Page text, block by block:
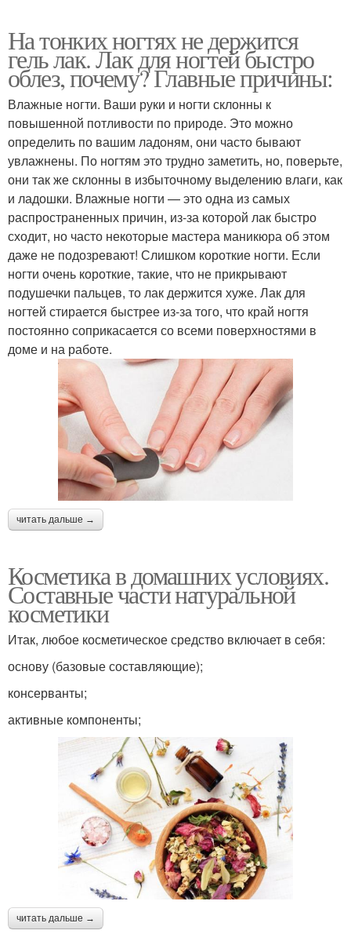
На тонких ногтях не держится
гель лак. Лак для ногтей быстро
облез, почему? Главные причины:
Влажные ногти. Ваши руки и ногти склонны к
повышенной потливости по природе. Это можно
определить по вашим ладоням, они часто бывают
увлажнены. По ногтям это трудно заметить, но, поверьте,
они так же склонны в избыточному выделению влаги, как
и ладошки. Влажные ногти — это одна из самых
распространенных причин, из-за которой лак быстро
сходит, но часто некоторые мастера маникюра об этом
даже не подозревают! Слишком короткие ногти. Если
ногти очень короткие, такие, что не прикрывают
подушечки пальцев, то лак держится хуже. Лак для
ногтей стирается быстрее из-за того, что край ногтя
постоянно соприкасается со всеми поверхностями в
доме и на работе.
читать дальше →
Косметика в домашних условиях.
Составные части натуральной
косметики
Итак, любое косметическое средство включает в себя:
основу (базовые составляющие);
консерванты;
активные компоненты;
читать дальше →